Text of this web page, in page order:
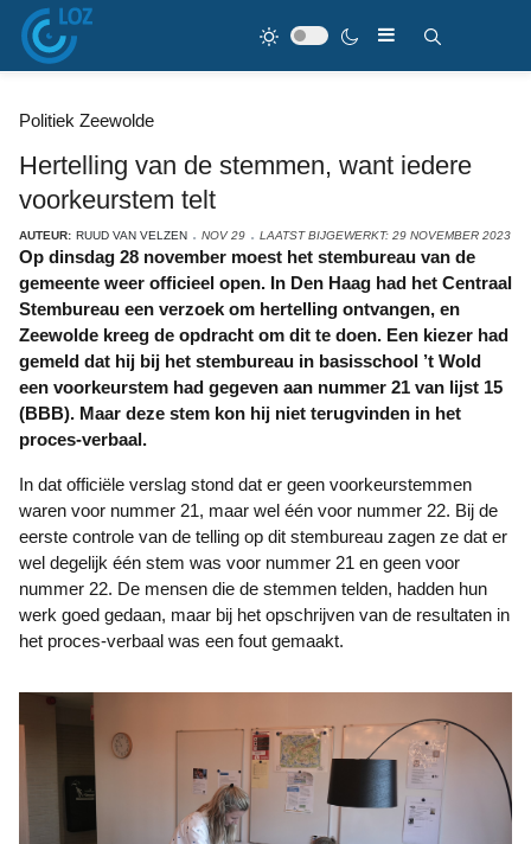
Politiek Zeewolde
Hertelling van de stemmen, want iedere
voorkeurstem telt
AUTEUR: RUUD VAN VELZEN NOV 29 LAATST BIJGEWERKT: 29 NOVEMBER 2023
Op dinsdag 28 november moest het stembureau van de
gemeente weer officieel open. In Den Haag had het Centraal
Stembureau een verzoek om hertelling ontvangen, en
Zeewolde kreeg de opdracht om dit te doen. Een kiezer had
gemeld dat hij bij het stembureau in basisschool ’t Wold
een voorkeurstem had gegeven aan nummer 21 van lijst 15
(BBB). Maar deze stem kon hij niet terugvinden in het
proces-verbaal.
In dat officiële verslag stond dat er geen voorkeurstemmen
waren voor nummer 21, maar wel één voor nummer 22. Bij de
eerste controle van de telling op dit stembureau zagen ze dat er
wel degelijk één stem was voor nummer 21 en geen voor
nummer 22. De mensen die de stemmen telden, hadden hun
werk goed gedaan, maar bij het opschrijven van de resultaten in
het proces-verbaal was een fout gemaakt.